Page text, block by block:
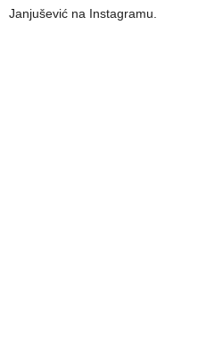
Janjušević na Instagramu.